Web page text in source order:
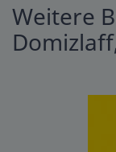
Weitere